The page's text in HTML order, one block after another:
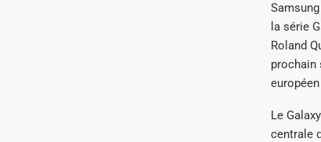
la série
Roland
prochain
Le
centrale